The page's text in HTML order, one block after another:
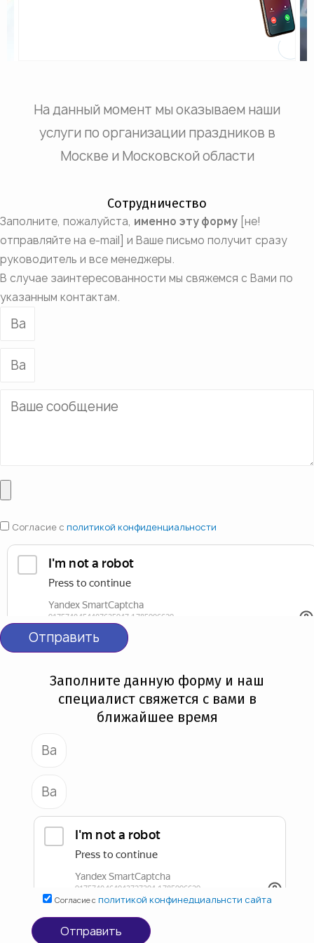
На данный момент мы оказываем наши
услуги по организации праздников в
Москве и Московской области
Сотрудничество
Заполните, пожалуйста, именно эту форму [не!
отправляйте на e-mail] и Ваше письмо получит сразу
руководитель и все менеджеры.
В случае заинтересованности мы свяжемся с Вами по
указанным контактам.
Согласие с политикой конфиденциальности
Отправить
Заполните данную форму и наш
специалист свяжется с вами в
ближайшее время
Согласие с политикой конфинедциальнсти сайта
Отправить